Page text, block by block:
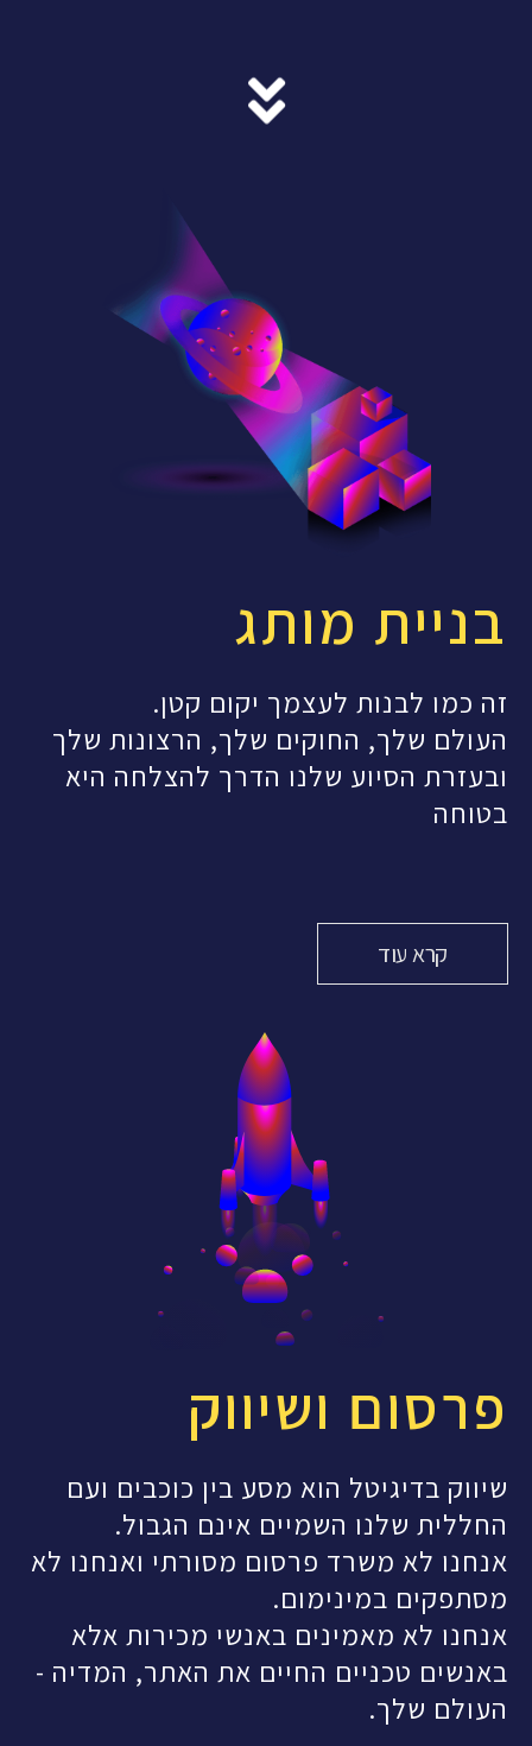
בניית מותג
זה כמו לבנות לעצמך יקום קטן.
העולם שלך, החוקים שלך, הרצונות שלך
ובעזרת הסיוע שלנו הדרך להצלחה היא
בטוחה
קרא עוד
פרסום ושיווק
שיווק בדיגיטל הוא מסע בין כוכבים ועם
החללית שלנו השמיים אינם הגבול.
אנחנו לא משרד פרסום מסורתי ואנחנו לא
מסתפקים במינימום.
אנחנו לא מאמינים באנשי מכירות אלא
באנשים טכניים החיים את האתר, המדיה -
העולם שלך.